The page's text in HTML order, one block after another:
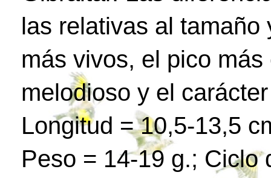
las relativas al
más vivos, el pico
melodioso y el
Longitud = 10,5-13,5
Peso = 14-19 g.; Ciclo